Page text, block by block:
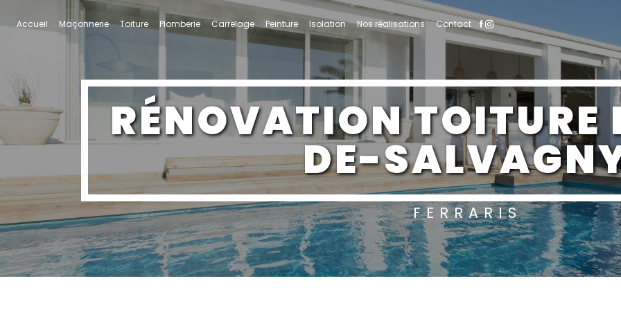
Accueil Maçonnerie Toiture Plomberie Carrelage Peinture Isolation Nos réalisations Contact
RÉNOVATION TOITURE LA TOUR-
DE-
FERRARIS
Panneau de gestion des cookies